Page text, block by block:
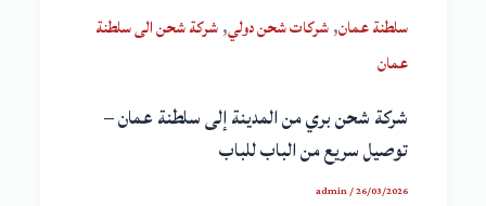
سلطنة عمان,شركات شحن دولي,شركة شحن الى سلطنة
عمان
شركة شحن بري من المدينة إلى سلطنة عمان –
توصيل سريع من الباب للباب
admin/26/03/2026